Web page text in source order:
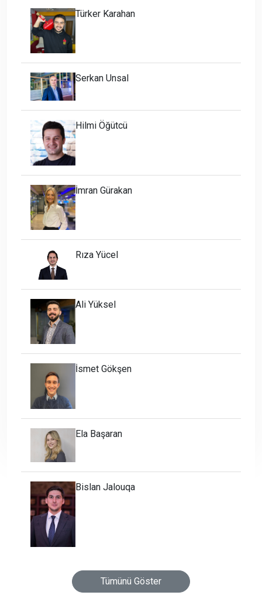
Türker Karahan
Serkan Unsal
Hilmi Öğütcü
İmran Gürakan
Rıza Yücel
Ali Yüksel
İsmet Gökşen
Ela Başaran
Bislan Jalouqa
Tümünü Göster